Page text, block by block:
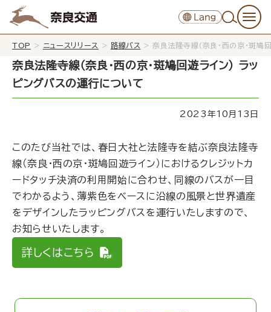
TOP > ニュースリリース > 路線バス >奈良法隆寺線（奈良･西の京･斑鳩
奈良法隆寺線（奈良･西の京･斑鳩回遊ライン） ラッ
ピングバスの運行について
2023年10月13日
このたび当社では、春日大社と法隆寺を結ぶ奈良法隆寺
線（奈良･西の京･斑鳩回遊ライン）におけるクレジットカ
ードタッチ決済の利用開始に合わせ、同線のバスが一目
でわかるよう、薄紫色をベースに沿線の風景と世界遺産
をデザインしたラッピングバスを運行いたしますので、
お知らせいたします。
詳しくはこちら